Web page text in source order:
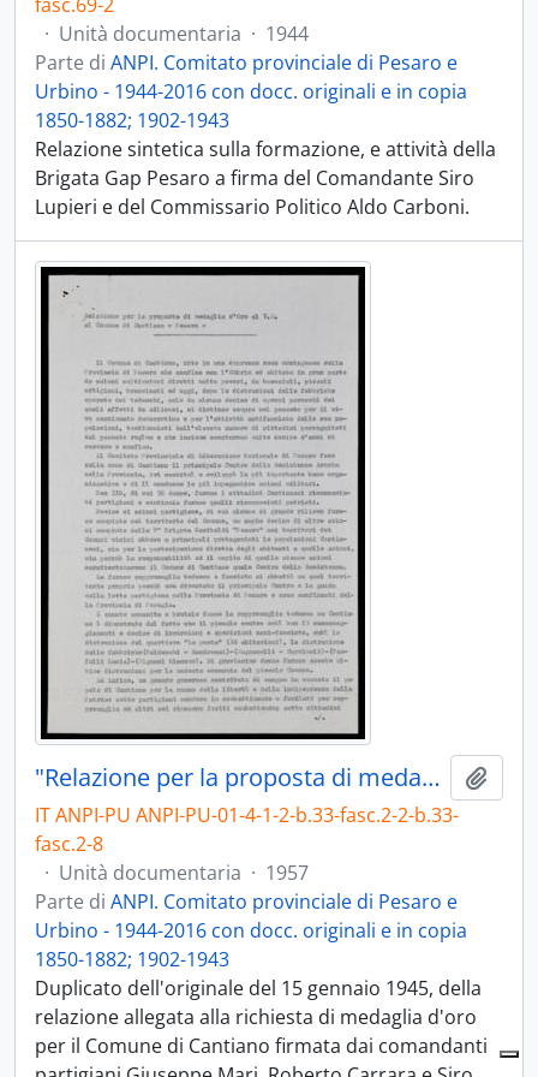
· Unità documentaria · 1944
Parte di ANPI. Comitato provinciale di Pesaro e
Urbino - 1944-2016 con docc. originali e in copia
1850-1882; 1902-1943
Relazione sintetica sulla formazione, e attività della
Brigata Gap Pesaro a firma del Comandante Siro
Lupieri e del Commissario Politico Aldo Carboni.
"Relazione per la proposta di medaglia d'oro al Comune di cantiano - 1957
IT ANPI-PU ANPI-PU-01-4-1-2-b.33-fasc.2-2-b.33-
fasc.2-8
· Unità documentaria · 1957
Parte di ANPI. Comitato provinciale di Pesaro e
Urbino - 1944-2016 con docc. originali e in copia
1850-1882; 1902-1943
Duplicato dell'originale del 15 gennaio 1945, della
relazione allegata alla richiesta di medaglia d'oro
per il Comune di Cantiano firmata dai comandanti